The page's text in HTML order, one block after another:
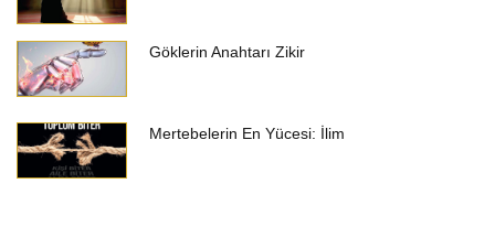
Göklerin Anahtarı Zikir
Mertebelerin En Yücesi: İlim